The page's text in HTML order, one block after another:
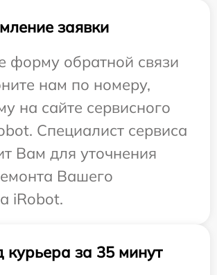
заявки
форму обратной связи
нам по номеру,
на сайте сервисного
Специалист сервиса
Вам для уточнения
Вашего
iRobot.
курьера за 35 минут